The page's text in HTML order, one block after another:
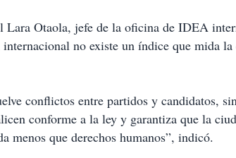
Otaola, jefe de la oficina de IDEA
no existe un índice que mida
conflictos entre partidos y candidatos,
conforme a la ley y garantiza que la
menos que derechos humanos”, indicó.